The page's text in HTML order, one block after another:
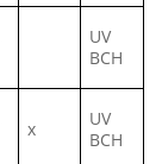
UV
BCH
x
UV
BCH